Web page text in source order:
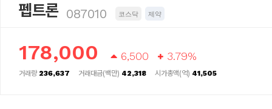
펩트론 087010 코스닥 제약
178,000 6,500 3.79%
거래량 236,637 거래대금(백만) 42,318 시가총액(억) 41,505